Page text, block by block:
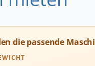
die passende